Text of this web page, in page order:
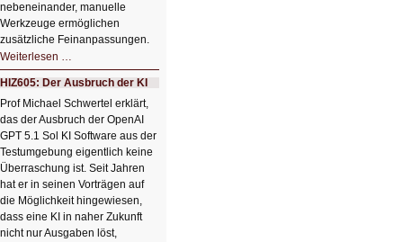
nebeneinander, manuelle
Werkzeuge ermöglichen
zusätzliche Feinanpassungen.
Weiterlesen …
Bildverschönerung
mit
einem
Klick
HIZ606:
Bildverschönerung
mit
einem
Klick
HIZ605: Der Ausbruch der KI
Prof Michael Schwertel erklärt,
das der Ausbruch der OpenAI
GPT 5.1 Sol KI Software aus der
Testumgebung eigentlich keine
Überraschung ist. Seit Jahren
hat er in seinen Vorträgen auf
die Möglichkeit hingewiesen,
dass eine KI in naher Zukunft
nicht nur Ausgaben löst,